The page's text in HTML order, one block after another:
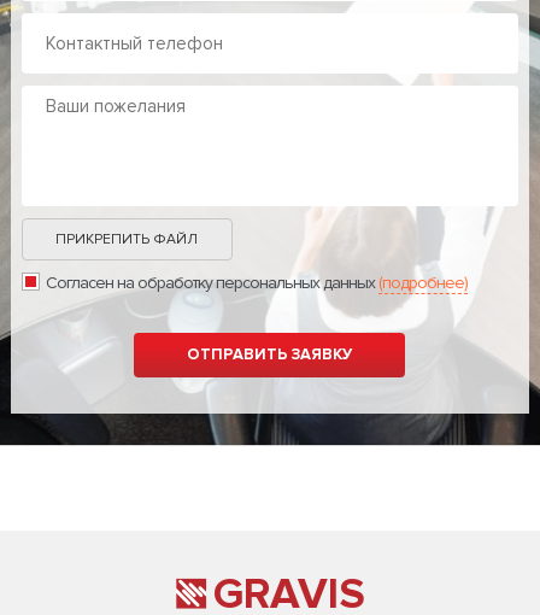
ПРИКРЕПИТЬ ФАЙЛ
Согласен на обработку персональных данных(подробнее)
GRAVIS